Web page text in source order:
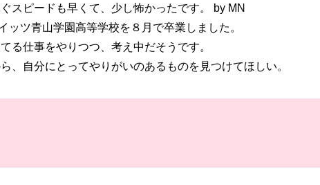
スピードも早くて、少し怖かったです。 by MN
ツ青山学園高等学校を８月で卒業しました。
る仕事をやりつつ、考え中だそうです。
、自分にとってやりがいのあるものを見つけてほしい。